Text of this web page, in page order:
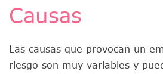
Causas
Las causas que provocan un
riesgo son muy variables y